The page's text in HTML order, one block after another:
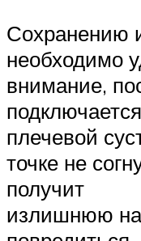
Сохранению
необходимо
внимание,
плечевой
точке не
получит
излишнюю